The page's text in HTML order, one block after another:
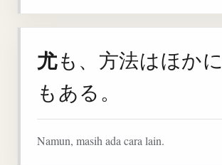
尤も、方法はほかに
もある。
Namun, masih ada cara lain.